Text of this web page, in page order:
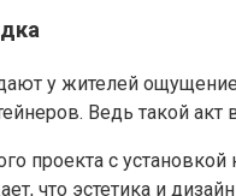
у жителей ощущение
Ведь такой акт
проекта с
что эстетика и